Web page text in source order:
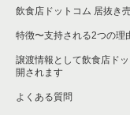
飲食店ドットコム 居抜き
特徴〜支持される2つの理
譲渡情報として飲食店ド
開されます
よくある質問